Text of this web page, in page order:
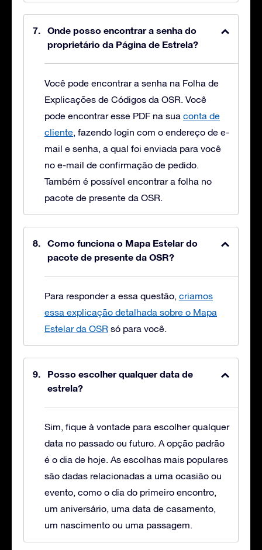
Onde posso encontrar a senha do
proprietário da Página de Estrela?
Você pode encontrar a senha na Folha de
Explicações de Códigos da OSR. Você
pode encontrar esse PDF na sua conta de
cliente, fazendo login com o endereço de e-
mail e senha, a qual foi enviada para você
no e-mail de confirmação de pedido.
Também é possível encontrar a folha no
pacote de presente da OSR.
Como funciona o Mapa Estelar do
pacote de presente da OSR?
Para responder a essa questão, criamos
essa explicação detalhada sobre o Mapa
Estelar da OSR só para você.
Posso escolher qualquer data de
estrela?
Sim, fique à vontade para escolher qualquer
data no passado ou futuro. A opção padrão
é o dia de hoje. As escolhas mais populares
são dadas relacionadas a uma ocasião ou
evento, como o dia do primeiro encontro,
um aniversário, uma data de casamento,
um nascimento ou uma passagem.